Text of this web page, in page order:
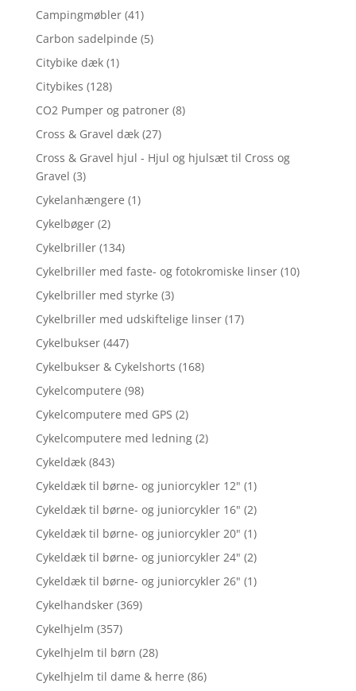
Campingmøbler (41)
Carbon sadelpinde (5)
Citybike dæk (1)
Citybikes (128)
CO2 Pumper og patroner (8)
Cross & Gravel dæk (27)
Cross & Gravel hjul - Hjul og hjulsæt til Cross og
Gravel (3)
Cykelanhængere (1)
Cykelbøger (2)
Cykelbriller (134)
Cykelbriller med faste- og fotokromiske linser (10)
Cykelbriller med styrke (3)
Cykelbriller med udskiftelige linser (17)
Cykelbukser (447)
Cykelbukser & Cykelshorts (168)
Cykelcomputere (98)
Cykelcomputere med GPS (2)
Cykelcomputere med ledning (2)
Cykeldæk (843)
Cykeldæk til børne- og juniorcykler 12" (1)
Cykeldæk til børne- og juniorcykler 16" (2)
Cykeldæk til børne- og juniorcykler 20" (1)
Cykeldæk til børne- og juniorcykler 24" (2)
Cykeldæk til børne- og juniorcykler 26" (1)
Cykelhandsker (369)
Cykelhjelm (357)
Cykelhjelm til børn (28)
Cykelhjelm til dame & herre (86)